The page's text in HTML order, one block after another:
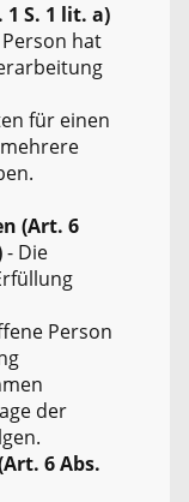
S. 1 lit. a)
hat
für einen
(Art. 6
- Die
Person
der
6 Abs.